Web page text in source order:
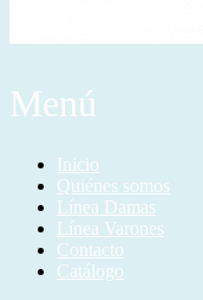
Menú
Inicio
Quiénes somos
Línea Damas
Línea Varones
Contacto
Catálogo